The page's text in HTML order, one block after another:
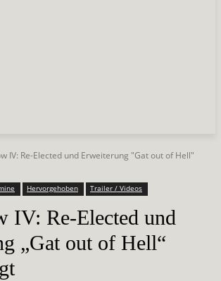
IV: Re-Elected und Erweiterung "Gat out of Hell"
Hervorgehoben Trailer / Videos
IV: Re-Elected und
„Gat out of Hell“